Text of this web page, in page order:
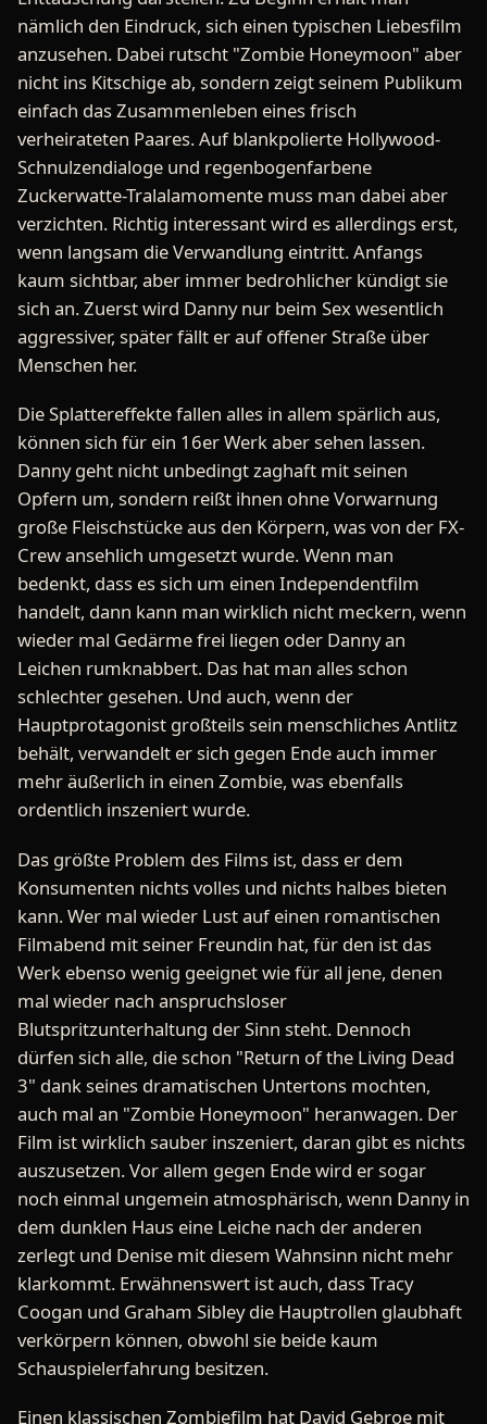
nämlich den Eindruck, sich einen typischen Liebesfilm
anzusehen. Dabei rutscht "Zombie Honeymoon" aber
nicht ins Kitschige ab, sondern zeigt seinem Publikum
einfach das Zusammenleben eines frisch
verheirateten Paares. Auf blankpolierte Hollywood-
Schnulzendialoge und regenbogenfarbene
Zuckerwatte-Tralalamomente muss man dabei aber
verzichten. Richtig interessant wird es allerdings erst,
wenn langsam die Verwandlung eintritt. Anfangs
kaum sichtbar, aber immer bedrohlicher kündigt sie
sich an. Zuerst wird Danny nur beim Sex wesentlich
aggressiver, später fällt er auf offener Straße über
Menschen her.
Die Splattereffekte fallen alles in allem spärlich aus,
können sich für ein 16er Werk aber sehen lassen.
Danny geht nicht unbedingt zaghaft mit seinen
Opfern um, sondern reißt ihnen ohne Vorwarnung
große Fleischstücke aus den Körpern, was von der FX-
Crew ansehlich umgesetzt wurde. Wenn man
bedenkt, dass es sich um einen Independentfilm
handelt, dann kann man wirklich nicht meckern, wenn
wieder mal Gedärme frei liegen oder Danny an
Leichen rumknabbert. Das hat man alles schon
schlechter gesehen. Und auch, wenn der
Hauptprotagonist großteils sein menschliches Antlitz
behält, verwandelt er sich gegen Ende auch immer
mehr äußerlich in einen Zombie, was ebenfalls
ordentlich inszeniert wurde.
Das größte Problem des Films ist, dass er dem
Konsumenten nichts volles und nichts halbes bieten
kann. Wer mal wieder Lust auf einen romantischen
Filmabend mit seiner Freundin hat, für den ist das
Werk ebenso wenig geeignet wie für all jene, denen
mal wieder nach anspruchsloser
Blutspritzunterhaltung der Sinn steht. Dennoch
dürfen sich alle, die schon "Return of the Living Dead
3" dank seines dramatischen Untertons mochten,
auch mal an "Zombie Honeymoon" heranwagen. Der
Film ist wirklich sauber inszeniert, daran gibt es nichts
auszusetzen. Vor allem gegen Ende wird er sogar
noch einmal ungemein atmosphärisch, wenn Danny in
dem dunklen Haus eine Leiche nach der anderen
zerlegt und Denise mit diesem Wahnsinn nicht mehr
klarkommt. Erwähnenswert ist auch, dass Tracy
Coogan und Graham Sibley die Hauptrollen glaubhaft
verkörpern können, obwohl sie beide kaum
Schauspielerfahrung besitzen.
Einen klassischen Zombiefilm hat David Gebroe mit